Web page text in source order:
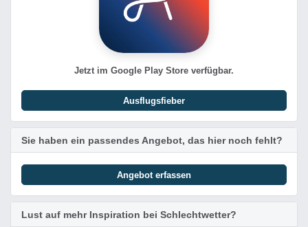
Jetzt im Google Play Store verfügbar.
Ausflugsfieber
Sie haben ein passendes Angebot, das hier noch fehlt?
Angebot erfassen
Lust auf mehr Inspiration bei Schlechtwetter?